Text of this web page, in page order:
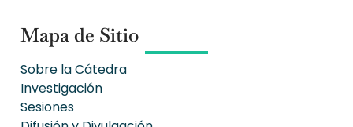
Mapa de Sitio
Sobre la Cátedra
Investigación
Sesiones